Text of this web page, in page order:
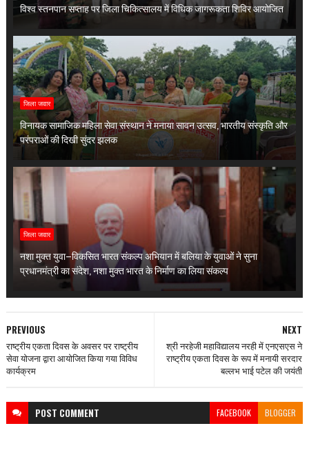
विश्व स्तनपान सप्ताह पर जिला चिकित्सालय में विधिक जागरूकता शिविर आयोजित
जिला जवार
विनायक सामाजिक महिला सेवा संस्थान ने मनाया सावन उत्सव, भारतीय संस्कृति और
परंपराओं की दिखी सुंदर झलक
जिला जवार
नशा मुक्त युवा–विकसित भारत संकल्प अभियान में बलिया के युवाओं ने सुना
प्रधानमंत्री का संदेश, नशा मुक्त भारत के निर्माण का लिया संकल्प
NEXT
श्री नरहेजी महाविद्यालय नरही में एनएसएस ने
राष्ट्रीय एकता दिवस के रूप में मनायी सरदार
बल्लभ भाई पटेल की जयंती
PREVIOUS
राष्ट्रीय एकता दिवस के अवसर पर राष्ट्रीय
सेवा योजना द्वारा आयोजित किया गया विविध
कार्यक्रम
POST COMMENT FACEBOOK BLOGGER